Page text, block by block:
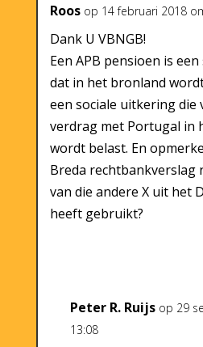
Roos op 14 februari 2018
Dank U VBNGB!
Een APB pensioen is
dat in het bronland
een sociale uitkering die
verdrag met Portugal in
wordt belast. En
Breda rechtbankverslag
van die andere X uit het
heeft gebruikt?
Peter R. Ruijs op 29
13:08